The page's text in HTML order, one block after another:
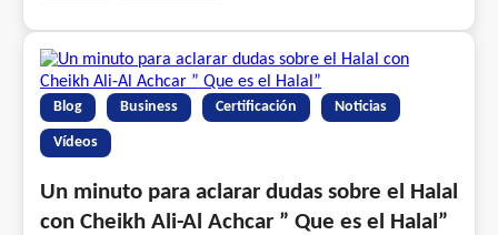
Blog Business Certificación Noticias
Vídeos
Un minuto para aclarar dudas sobre el Halal
con Cheikh Ali-Al Achcar ” Que es el Halal”